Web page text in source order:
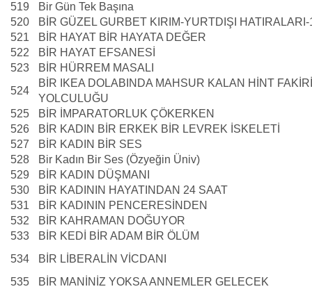
519
Bir Gün Tek Başına
520
BİR GÜZEL GURBET KIRIM-YURTDIŞI HATIRALARI-
521
BİR HAYAT BİR HAYATA DEĞER
522
BİR HAYAT EFSANESİ
523
BİR HÜRREM MASALI
524
BİR IKEA DOLABINDA MAHSUR KALAN HİNT
YOLCULUĞU
525
BİR İMPARATORLUK ÇÖKERKEN
526
BİR KADIN BİR ERKEK BİR LEVREK İSKELETİ
527
BİR KADIN BİR SES
528
Bir Kadın Bir Ses (Özyeğin Üniv)
529
BİR KADIN DÜŞMANI
530
BİR KADININ HAYATINDAN 24 SAAT
531
BİR KADININ PENCERESİNDEN
532
BİR KAHRAMAN DOĞUYOR
533
BİR KEDİ BİR ADAM BİR ÖLÜM
534
BİR LİBERALİN VİCDANI
535
BİR MANİNİZ YOKSA ANNEMLER GELECEK